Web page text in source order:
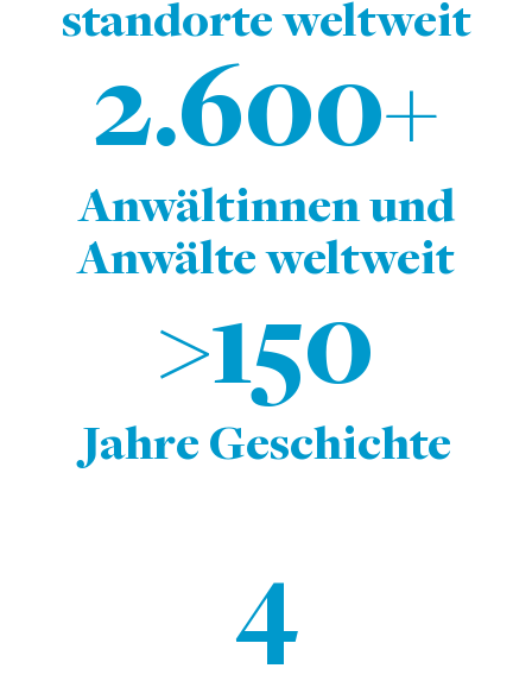
standorte weltweit
2.600+
Anwältinnen und
Anwälte weltweit
>150
Jahre Geschichte
4